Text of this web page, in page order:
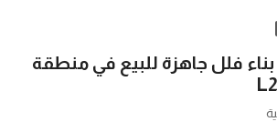
فلل جاهزة للبيع في منطقة